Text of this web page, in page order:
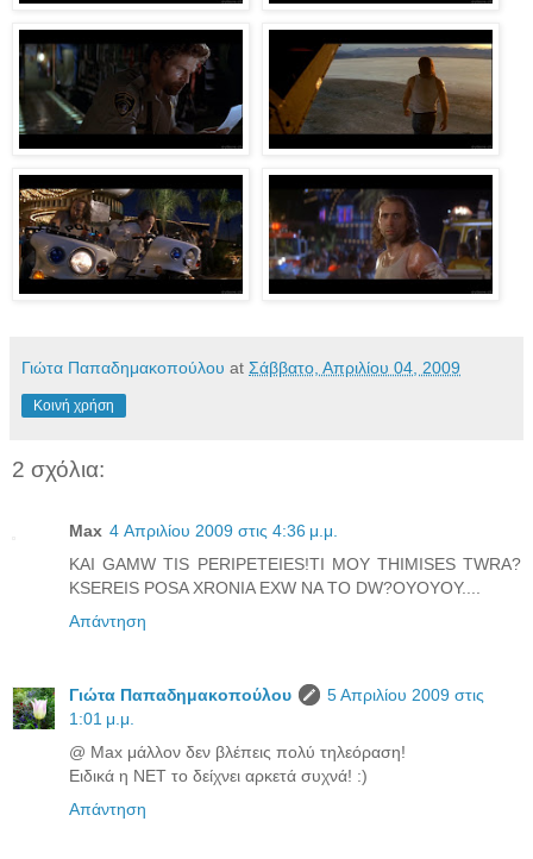
Γιώτα Παπαδημακοπούλου at Σάββατο, Απριλίου 04, 2009
Κοινή χρήση
2 σχόλια:
Max 4 Απριλίου 2009 στις 4:36 μ.μ.
KAI GAMW TIS PERIPETEIES!TI MOY THIMISES TWRA?
KSEREIS POSA XRONIA EXW NA TO DW?OYOYOY....
Απάντηση
Γιώτα Παπαδημακοπούλου
5 Απριλίου 2009 στις
1:01 μ.μ.
@ Max μάλλον δεν βλέπεις πολύ τηλεόραση!
Ειδικά η ΝΕΤ το δείχνει αρκετά συχνά! :)
Απάντηση